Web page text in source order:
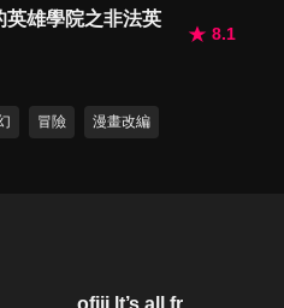
英雄學院之非法英
8.1
冒險 漫畫改編